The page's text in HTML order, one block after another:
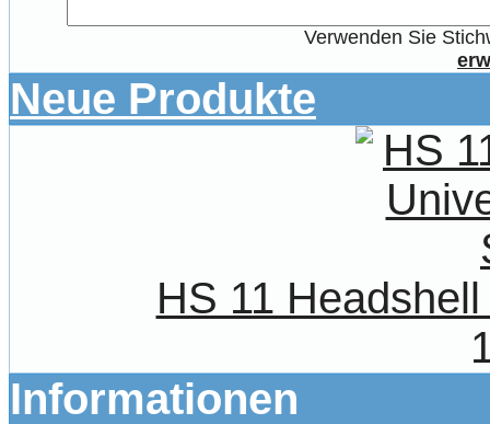
Verwenden Sie
Neue Produkte
HS 11
Informationen